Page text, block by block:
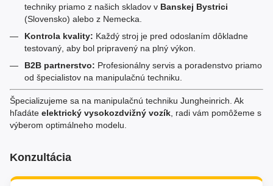
techniky priamo z našich skladov v Banskej Bystrici
(Slovensko) alebo z Nemecka.
Kontrola kvality: Každý stroj je pred odoslaním dôkladne
testovaný, aby bol pripravený na plný výkon.
B2B partnerstvo: Profesionálny servis a poradenstvo priamo
od špecialistov na manipulačnú techniku.
Špecializujeme sa na manipulačnú techniku Jungheinrich. Ak
hľadáte elektrický vysokozdvižný vozík , radi vám pomôžeme s
výberom optimálneho modelu.
Konzultácia